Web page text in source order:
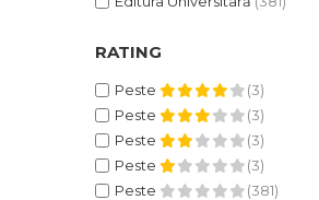
RATING
Peste
(3)
Peste
(3)
Peste
(3)
Peste
(3)
Peste
(381)